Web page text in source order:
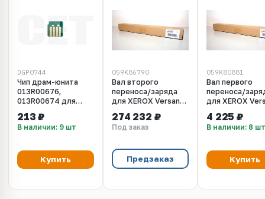
DGP0744
Чип драм-юнита
013R00676,
013R00674 для
80/2100 Press
(CET), DGP0744
213 ₽
В наличии: 9 шт
Купить
059K86790
Вал второго
переноса/заряда
для XEROX Versant
(059K86790)
274 232 ₽
Под заказ
Предзаказ
059K80881
Вал первого
переноса/
для XEROX
(059k80881)
4 225 ₽
В наличии: 8 шт
Купить